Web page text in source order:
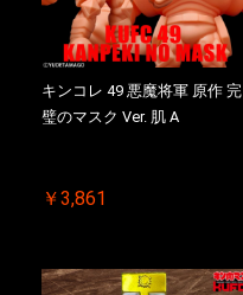
キンコレ 49 悪魔将軍 原作 完
璧のマスク Ver. 肌 A
￥3,861